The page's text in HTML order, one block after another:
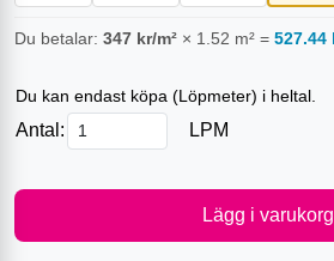
Du betalar: 347 kr/m² × 1.52 m² = 527.44
Du kan endast köpa (Löpmeter) i heltal.
Antal: LPM
Lägg i varukorg